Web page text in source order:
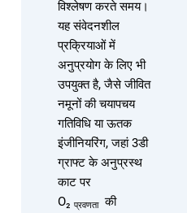
विश्लेषण करते समय।
यह संवेदनशील
प्रक्रियाओं में
अनुप्रयोग के लिए भी
उपयुक्त है, जैसे जीवित
नमूनों की चयापचय
गतिविधि या ऊतक
इंजीनियरिंग, जहां 3डी
ग्राफ्ट के अनुप्रस्थ
काट पर
O₂ प्रवणताकी